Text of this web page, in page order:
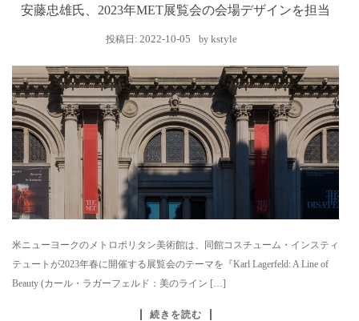
安藤忠雄氏、2023年MET展覧会の会場デザインを担当
投稿日: 2022-10-05 by kstyle
米ニューヨークのメトロポリタン美術館は、同館コスチューム・インスティ
テュートが2023年春に開催する展覧会のテーマを『Karl Lagerfeld: A Line of
Beauty (カール・ラガーフェルド：美のライン […]
続きを読む